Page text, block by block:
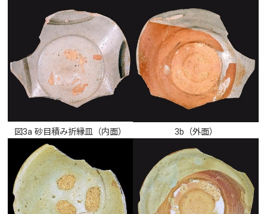
図3a 砂目積み折縁皿（内面） 3b（外面）